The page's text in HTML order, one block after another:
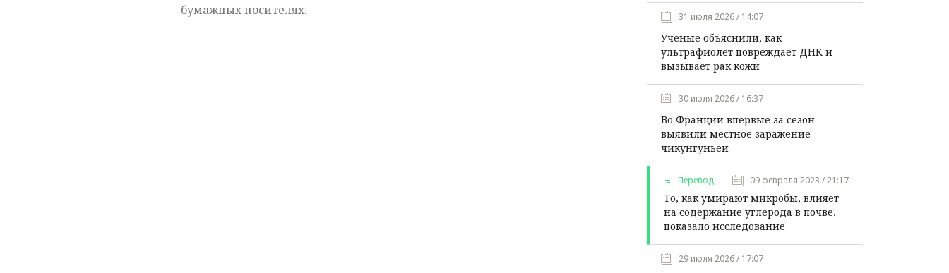
бумажных носителях.
31 июля 2026 / 14:07
Ученые объяснили, как
ультрафиолет повреждает ДНК и
вызывает рак кожи
30 июля 2026 / 16:37
Во Франции впервые за сезон
выявили местное заражение
чикунгуньей
Перевод 09 февраля 2023 / 21:17
То, как умирают микробы, влияет
на содержание углерода в почве,
показало исследование
29 июля 2026 / 17:07